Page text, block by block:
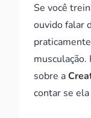
Se você
ouvido falar
sobre a
contar se